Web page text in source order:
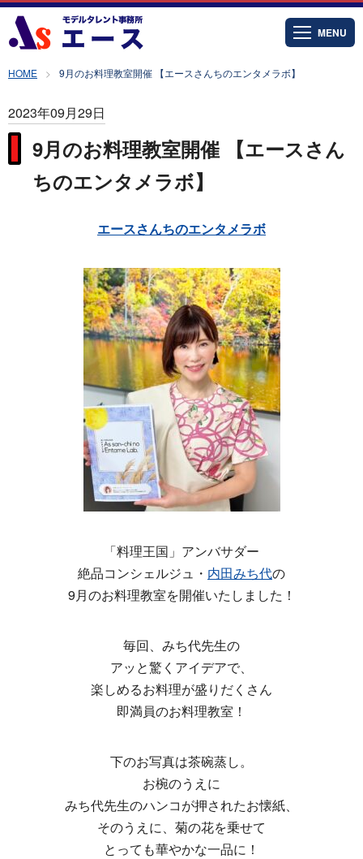
MENU
HOME 9月のお料理教室開催 【エースさんちのエンタメラボ】
2023年09月29日
9月のお料理教室開催 【エースさん
ちのエンタメラボ】
エースさんちのエンタメラボ
「料理王国」アンバサダー
絶品コンシェルジュ・ 内田みち代の
9月のお料理教室を開催いたしました！
毎回、みち代先生の
アッと驚くアイデアで、
楽しめるお料理が盛りだくさん
即満員のお料理教室！
下のお写真は茶碗蒸し。
お椀のうえに
みち代先生のハンコが押されたお懐紙、
そのうえに、菊の花を乗せて
とっても華やかな一品に！